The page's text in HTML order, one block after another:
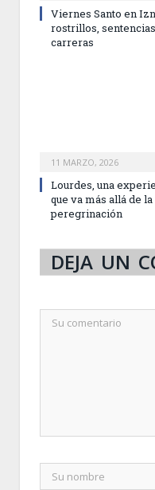
Viernes Santo en
rostrillos,
carreras
11 MARZO, 2026
Lourdes, una
que va más allá de la
peregrinación
DEJA UN